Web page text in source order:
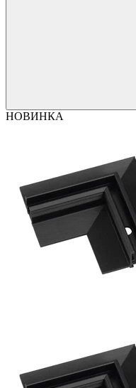
НОВИНКА